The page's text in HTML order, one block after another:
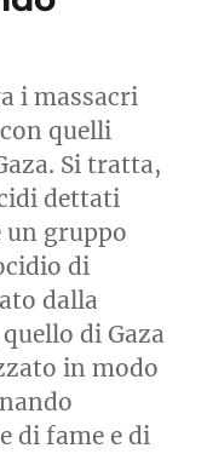
i massacri
quelli
Si tratta,
dettati
gruppo
di
dalla
di Gaza
in modo
di fame e di